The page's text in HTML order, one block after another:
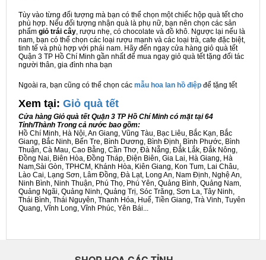
Tùy vào từng đối tượng mà bạn có thể chọn một chiếc hộp quà tết cho
phù hợp. Nếu đối tượng nhận quà là phụ nữ, bạn nên chọn các sản
phẩm giỏ trái cây, rượu nhẹ, có chocolate và đồ khô. Ngược lại nếu là
nam, bạn có thể chọn các loại rượu mạnh và các loại trà, cafe đặc biệt,
tinh tế và phù hợp với phái nam. Hãy đến ngay cửa hàng giỏ quà tết
Quận 3 TP Hồ Chí Minh gần nhất để mua ngay giỏ quà tết tặng đối tác
người thân, gia đình nha bạn
Ngoài ra, bạn cũng có thể chọn các mẫu hoa lan hồ điệp để tặng tết
Xem tại: Giỏ quà tết
Cửa hàng Giỏ quà tết Quận 3 TP Hồ Chí Minh có mặt tại 64
Tỉnh/Thành Trong cả nước bao gồm:
Hồ Chí Minh, Hà Nội, An Giang, Vũng Tàu, Bạc Liêu, Bắc Kạn, Bắc
Giang, Bắc Ninh, Bến Tre, Bình Dương, Bình Định, Bình Phước, Bình
Thuận, Cà Mau, Cao Bằng, Cần Thơ, Đà Nẵng, Đắk Lắk, Đắk Nông,
Đồng Nai, Biên Hòa, Đồng Tháp, Điện Biên, Gia Lai, Hà Giang, Hà
Nam,Sài Gòn, TPHCM, Khánh Hòa, Kiên Giang, Kon Tum, Lai Châu,
Lào Cai, Lạng Sơn, Lâm Đồng, Đà Lạt, Long An, Nam Định, Nghệ An,
Ninh Bình, Ninh Thuận, Phú Thọ, Phú Yên, Quảng Bình, Quảng Nam,
Quảng Ngãi, Quảng Ninh, Quảng Trị, Sóc Trăng, Sơn La, Tây Ninh,
Thái Bình, Thái Nguyên, Thanh Hóa, Huế, Tiền Giang, Trà Vinh, Tuyên
Quang, Vĩnh Long, Vĩnh Phúc, Yên Bái...